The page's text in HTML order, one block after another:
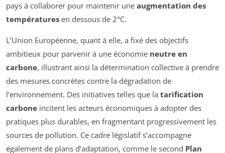
pays à collaborer pour maintenir une augmentation des
températures en dessous de 2°C.
L’Union Européenne, quant à elle, a fixé des objectifs
ambitieux pour parvenir à une économie neutre en
carbone, illustrant ainsi la détermination collective à prendre
des mesures concrètes contre la dégradation de
l’environnement. Des initiatives telles que la tarification
carbone incitent les acteurs économiques à adopter des
pratiques plus durables, en fragmentant progressivement les
sources de pollution. Ce cadre législatif s’accompagne
également de plans d’adaptation, comme le second Plan